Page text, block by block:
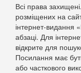
Всі права
розміщених на
інтернет-
абзаці. Для
відкрите для
Посилання має
або часткового